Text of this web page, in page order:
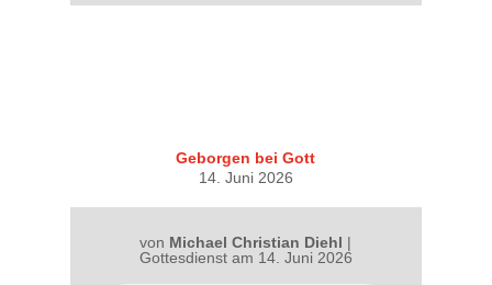
Geborgen bei Gott
14. Juni 2026
von Michael Christian Diehl |
Gottesdienst am 14. Juni 2026